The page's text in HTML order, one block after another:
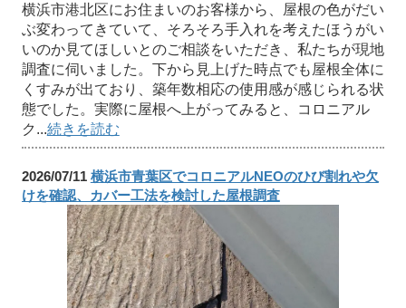
横浜市港北区にお住まいのお客様から、屋根の色がだい
ぶ変わってきていて、そろそろ手入れを考えたほうがい
いのか見てほしいとのご相談をいただき、私たちが現地
調査に伺いました。下から見上げた時点でも屋根全体に
くすみが出ており、築年数相応の使用感が感じられる状
態でした。実際に屋根へ上がってみると、コロニアル
ク...続きを読む
2026/07/11 横浜市青葉区でコロニアルNEOのひび割れや欠
けを確認、カバー工法を検討した屋根調査